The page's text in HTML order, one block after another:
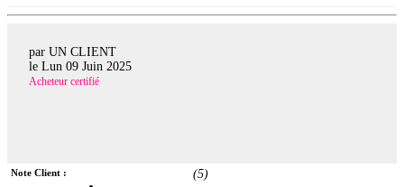
par UN CLIENT
le Lun 09 Juin 2025
Acheteur certifié
Note Client : (5)